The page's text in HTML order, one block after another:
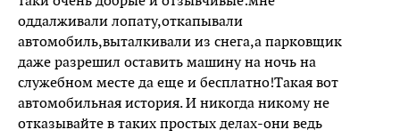
оддалживали лопату,откапывали
автомобиль,выталкивали из снега,а парковщик
даже разрешил оставить машину на ночь на
служебном месте да еще и бесплатно!Такая вот
автомобильная история. И никогда никому не
отказывайте в таких простых делах-они ведь